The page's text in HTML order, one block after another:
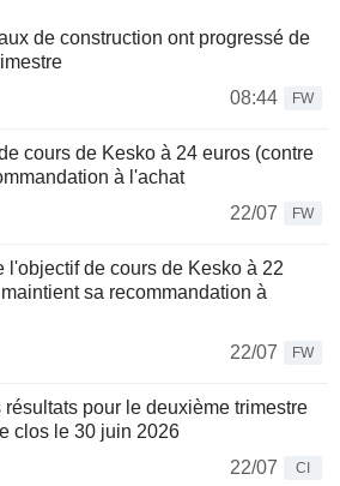
de construction ont progressé de
08:44
FW
cours de Kesko à 24 euros (contre
à l'achat
22/07
FW
l'objectif de cours de Kesko à 22
sa recommandation à
22/07
FW
pour le deuxième trimestre
clos le 30 juin 2026
22/07
CI